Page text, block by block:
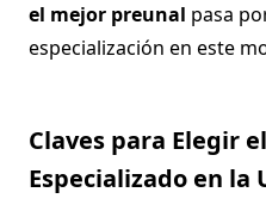
el mejor preunal pasa
especialización en este
Claves para Elegir
Especializado en la